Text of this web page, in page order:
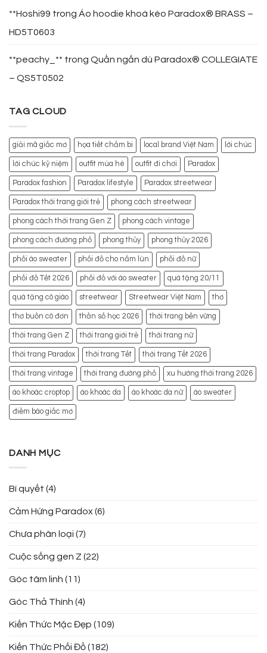
**Hoshi99 trong Áo hoodie khoá kéo Paradox® BRASS –
HD5T0603
**peachy_** trong Quần ngắn dù Paradox® COLLEGIATE
– QS5T0502
TAG CLOUD
giải mã giấc mơ họa tiết chấm bi local brand Việt Nam lời chúc
lời chúc kỷ niệm outfit mùa hè outfit đi chơi Paradox
Paradox fashion Paradox lifestyle Paradox streetwear
Paradox thời trang giới trẻ phong cách streetwear
phong cách thời trang Gen Z phong cách vintage
phong cách đường phố phong thủy phong thủy 2026
phối áo sweater phối đồ cho nấm lùn phối đồ nữ
phối đồ Tết 2026 phối đồ với áo sweater quà tặng 20/11
quà tặng cô giáo streetwear Streetwear Việt Nam thơ
thơ buồn cô đơn thần số học 2026 thời trang bền vững
thời trang Gen Z thời trang giới trẻ thời trang nữ
thời trang Paradox thời trang Tết thời trang Tết 2026
thời trang vintage thời trang đường phố xu hướng thời trang 2026
áo khoác croptop áo khoác da áo khoác da nữ áo sweater
điềm báo giấc mơ
DANH MỤC
Bí quyết (4)
Cảm Hứng Paradox(6)
Chưa phân loại (7)
Cuộc sống gen Z (22)
Góc tâm linh (11)
Góc Thả Thính (4)
Kiến Thức Mặc Đẹp (109)
Kiến Thức Phối Đồ(182)